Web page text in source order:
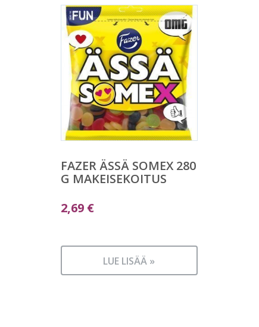
FAZER ÄSSÄ SOMEX 280
G MAKEISEKOITUS
2,69 €
LUE LISÄÄ »